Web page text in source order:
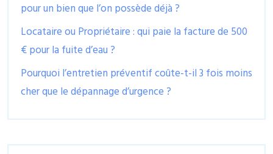
pour un bien que l’on possède déjà ?
Locataire ou Propriétaire : qui paie la facture de 500
€ pour la fuite d’eau ?
Pourquoi l’entretien préventif coûte-t-il 3 fois moins
cher que le dépannage d’urgence ?